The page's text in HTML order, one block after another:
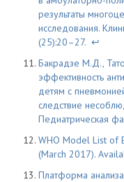
результаты
исследования.
(25):20–27. ↩
Бакрадзе М.Д.,
эффективность
детям с
следствие
Педиатрическая
WHO Model List of
(March 2017).
Платформа